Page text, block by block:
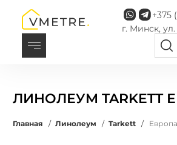
+375
г. Минск,
ЛИНОЛЕУМ TARKETT
Главная / Линолеум / Tarkett / Европа